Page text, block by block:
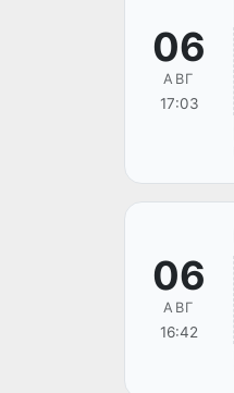
06
АВГ
17:03
06
АВГ
16:42